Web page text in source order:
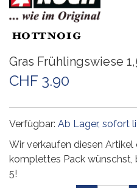
Gras Frühlingswiese
CHF 3.90
Verfügbar: Ab Lager, sofort
Wir verkaufen diesen Artikel
komplettes Pack wünschst,
5!